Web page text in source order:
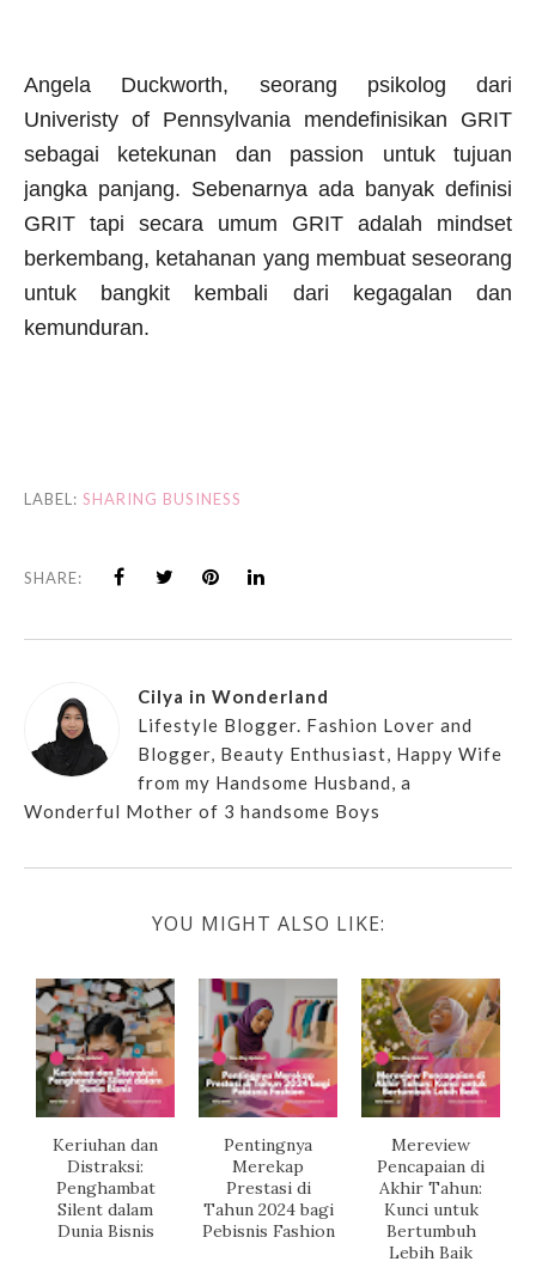
Angela Duckworth, seorang psikolog dari
Univeristy of Pennsylvania mendefinisikan GRIT
sebagai ketekunan dan passion untuk tujuan
jangka panjang. Sebenarnya ada banyak definisi
GRIT tapi secara umum GRIT adalah mindset
berkembang, ketahanan yang membuat seseorang
untuk bangkit kembali dari kegagalan dan
kemunduran.
LABEL: SHARING BUSINESS
SHARE:
Cilya in Wonderland
Lifestyle Blogger. Fashion Lover and
Blogger, Beauty Enthusiast, Happy Wife
from my Handsome Husband, a
Wonderful Mother of 3 handsome Boys
YOU MIGHT ALSO LIKE:
Keriuhan dan
Distraksi:
Penghambat
Silent dalam
Dunia Bisnis
Pentingnya
Merekap
Prestasi di
Tahun 2024 bagi
Pebisnis Fashion
Mereview
Pencapaian di
Akhir Tahun:
Kunci untuk
Bertumbuh
Lebih Baik